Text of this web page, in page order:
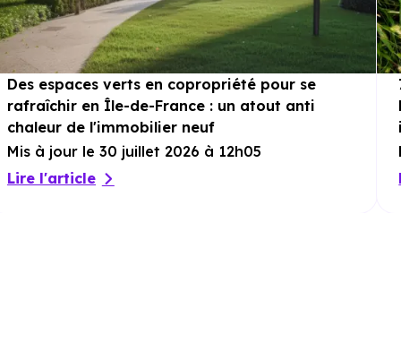
Des espaces verts en copropriété pour se
rafraîchir en Île-de-France : un atout anti
chaleur de l'immobilier neuf
Mis à jour le 30 juillet 2026 à 12h05
Lire l'article